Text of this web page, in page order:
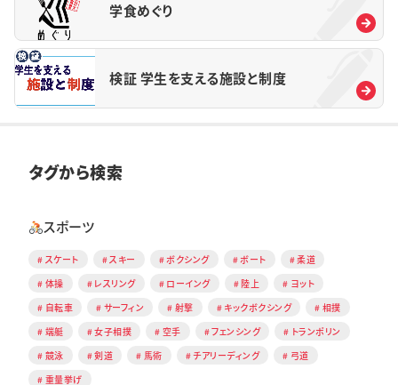
学食めぐり
検証 学生を支える施設と制度
タグから検索
スポーツ
スケート スキー ボクシング ボート
柔道
体操
レスリング ローイング 陸上
ヨット
自転車
サーフィン 射撃 キックボクシング
相撲
端艇
女子相撲 空手 フェンシング
トランポリン
競泳
剣道 馬術 チアリーディング
弓道
重量挙げ